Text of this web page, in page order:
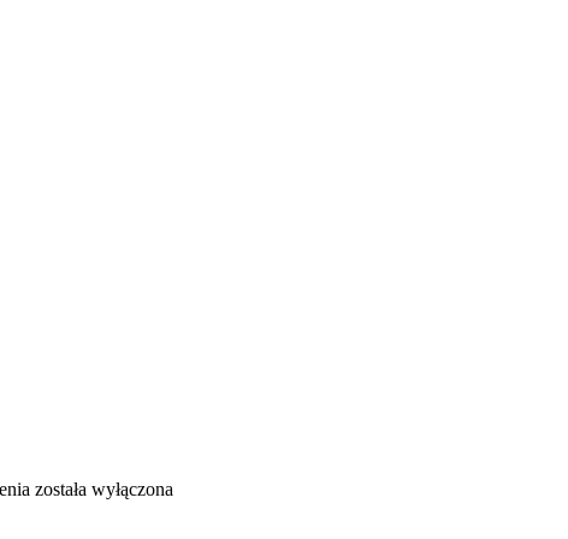
została wyłączona